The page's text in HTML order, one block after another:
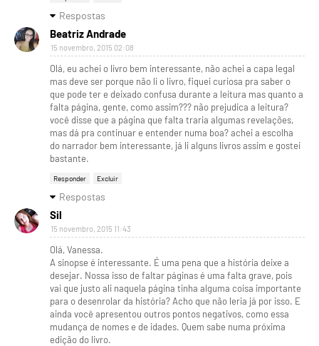
Respostas
Beatriz Andrade
15 novembro, 2015 02:08
Olá, eu achei o livro bem interessante, não achei a capa legal
mas deve ser porque não li o livro, fiquei curiosa pra saber o
que pode ter e deixado confusa durante a leitura mas quanto a
falta página, gente, como assim??? não prejudica a leitura?
você disse que a página que falta traria algumas revelações,
mas dá pra continuar e entender numa boa? achei a escolha
do narrador bem interessante, já li alguns livros assim e gostei
bastante.
Responder Excluir
Respostas
Sil
15 novembro, 2015 11:43
Olá, Vanessa.
A sinopse é interessante. É uma pena que a história deixe a
desejar. Nossa isso de faltar páginas é uma falta grave, pois
vai que justo ali naquela página tinha alguma coisa importante
para o desenrolar da história? Acho que não leria já por isso. E
ainda você apresentou outros pontos negativos, como essa
mudança de nomes e de idades. Quem sabe numa próxima
edição do livro.